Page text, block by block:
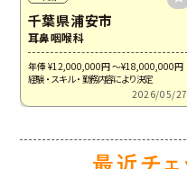
千葉県浦安市
耳鼻咽喉科
年俸 ¥12,000,000円～¥18,000,000円
経験・スキル・勤務内容により決定
2026/05/27